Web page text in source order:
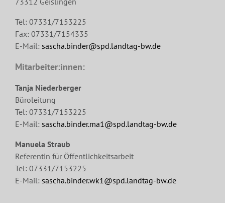
Tel: 07331/7153225
Fax: 07331/7154335
E-Mail: sascha.binder@spd.landtag-bw.de
Mitarbeiter:innen:
Tanja Niederberger
Büroleitung
Tel: 07331/7153225
E-Mail: sascha.binder.ma1@spd.landtag-bw.de
Manuela Straub
Referentin für Öffentlichkeitsarbeit
Tel: 07331/7153225
E-Mail: sascha.binder.wk1@spd.landtag-bw.de